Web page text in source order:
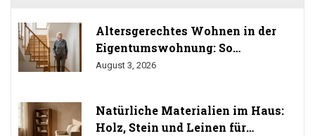
Altersgerechtes Wohnen in der
Eigentumswohnung: So
durchsetzen Sie Ihr Umbaurecht
August 3, 2026
Natürliche Materialien im Haus:
Holz, Stein und Leinen für